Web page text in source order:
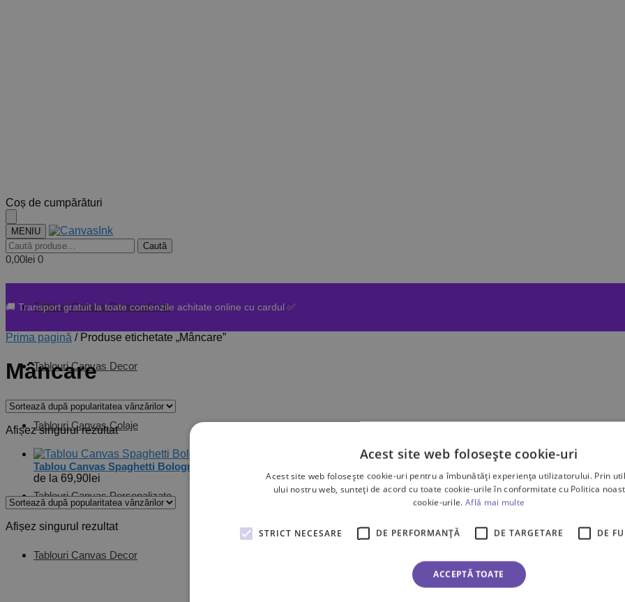
Skip
to
navigation
Skip
to
content
Coș de cumpărături
MENIU
Caută
după:
Caută
0,00lei 0
Tablouri Canvas Personalizate
Tablouri Canvas Decor
Tablouri Canvas Colaje
Tablouri Canvas Personalizate
Tablouri Canvas Decor
🚚 Transport gratuit la toate comenzile achitate online cu cardul ✅
Prima pagină / Produse etichetate „Mâncare”
Mâncare
Afișez singurul rezultat
Tablou Canvas Spaghetti Bolognese – Diferite Dimensiuni
de la 69,90 lei
Afișez singurul rezultat
Acest site web folosește cookie-uri
Acest site web folosește cookie-uri pentru a îmbunătăți experiența utilizatorului. Prin
ului nostru web, sunteți de acord cu toate cookie-urile în conformitate cu Politica
cookie-urile. Află mai multe
STRICT NECESARE DE PERFORMANȚĂ DE TARGETARE DE
ACCEPTĂ TOATE